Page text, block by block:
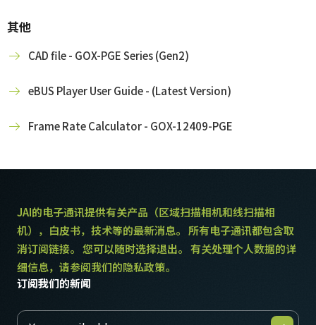
其他
CAD file - GOX-PGE Series (Gen2)
eBUS Player User Guide - (Latest Version)
Frame Rate Calculator - GOX-12409-PGE
JAI的电子通讯提供有关产品（区域扫描相机和线扫描相
机），白皮书，技术等的最新消息。 所有电子通讯都包含取
消订阅链接。 您可以随时选择退出。 有关处理个人数据的详
细信息，请参阅我们的隐私政策。
订阅我们的新闻